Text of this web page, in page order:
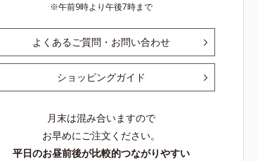
午前9時より午後7時まで
よくあるご質問・お問い合わせ
ショッピングガイド
月末は混み合いますので
お早めにご注文ください。
平日のお昼前後が比較的つながりやすい